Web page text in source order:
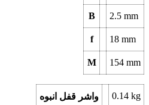
B 2.5 mm
f 18 mm
M 154 mm
واشر قفل انبوه 0.14 kg